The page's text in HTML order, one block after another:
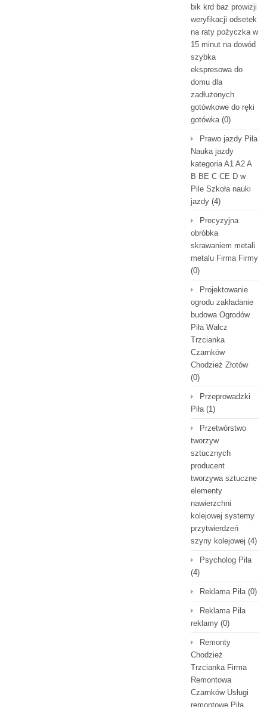
bik krd baz prowizji
weryfikacji odsetek
na raty pożyczka w
15 minut na dowód
szybka
ekspresowa do
domu dla
zadłużonych
gotówkowe do ręki
gotówka(0)
Prawo jazdy Piła
Nauka jazdy
kategoria A1 A2 A
B BE C CE D‎ w
Pile Szkoła nauki
jazdy (4)
Precyzyjna
obróbka
skrawaniem metali
metalu Firma Firmy
(0)
Projektowanie
ogrodu zakładanie
budowa Ogrodów
Piła Wałcz
Trzcianka
Czarnków
Chodzież Złotów
(0)
Przeprowadzki
Piła(1)
Przetwórstwo
tworzyw
sztucznych
producent
tworzywa sztuczne
elementy
nawierzchni
kolejowej systemy
przytwierdzeń
szyny kolejowej (4)
Psycholog Piła
(4)
Reklama Piła(0)
Reklama Piła
reklamy (0)
Remonty
Chodzież
Trzcianka Firma
Remontowa
Czarnków Usługi
remontowe Piła